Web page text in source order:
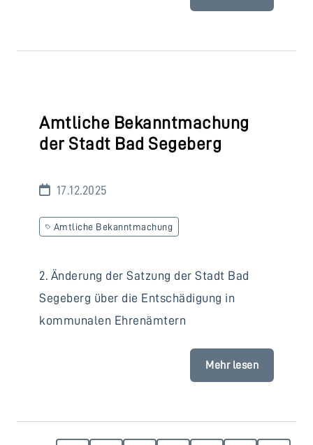
Amtliche Bekanntmachung
der Stadt Bad Segeberg
17.12.2025
Amtliche Bekanntmachung
2. Änderung der Satzung der Stadt Bad
Segeberg über die Entschädigung in
kommunalen Ehrenämtern
Mehr lesen